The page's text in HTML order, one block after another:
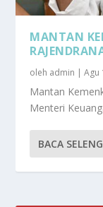
MANTAN
oleh admin |Agu
Mantan
Menteri
BACA